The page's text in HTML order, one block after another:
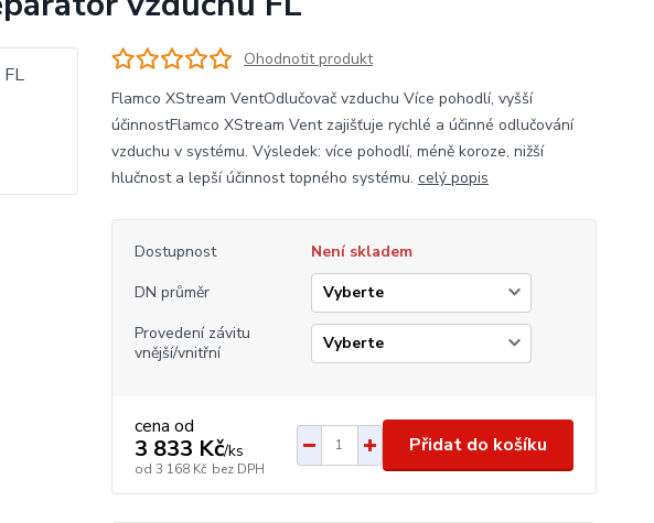
Ohodnotit produkt
Flamco XStream VentOdlučovač vzduchu Více pohodlí, vyšší
účinnostFlamco XStream Vent zajišťuje rychlé a účinné odlučování
vzduchu v systému. Výsledek: více pohodlí, méně koroze, nižší
hlučnost a lepší účinnost topného systému. celý popis
Dostupnost
Není skladem
DN průměr
Provedení závitu
vnější/vnitřní
cena od
3 833 Kč/ks
od 3 168 Kč bez DPH
Přidat do košíku